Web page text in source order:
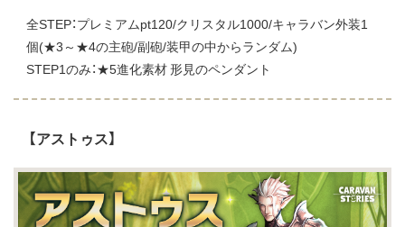
全STEP：プレミアムpt120/クリスタル1000/キャラバン外装1
個(★3～★4の主砲/副砲/装甲の中からランダム)
STEP1のみ：★5進化素材 形見のペンダント
【アストゥス】